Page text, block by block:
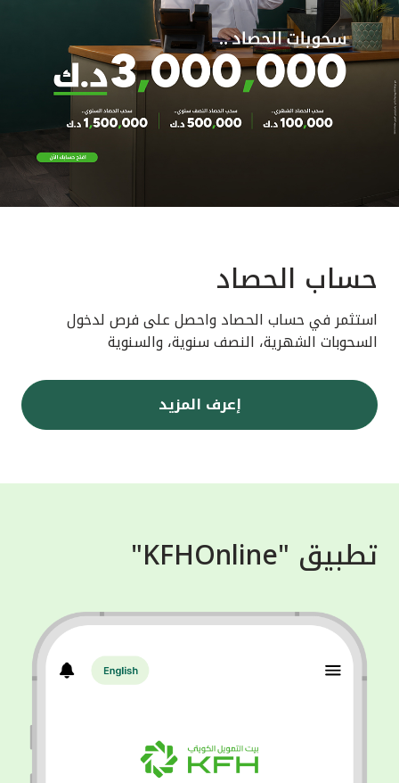
حساب الحصاد
استثمر في حساب الحصاد واحصل على فرص لدخول
السحوبات الشهرية، النصف سنوية، والسنوية
إعرف المزيد
تطبيق "KFHOnline"